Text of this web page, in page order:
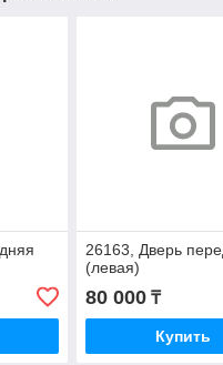
26163, Дверь
(левая)
80 000₸
Купить